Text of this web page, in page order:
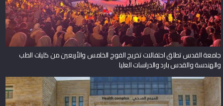
جامعة القدس تطلق احتفالات تخريج الفوج الخامس والأربعين من كليات الطب
والهندسة والقدس بارد والدراسات العليا